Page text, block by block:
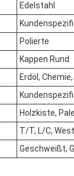
Edelstahl
Polierte
Kappen Rund
Erdöl,
Holzkiste,
T/T, L/C,
Geschweißt,